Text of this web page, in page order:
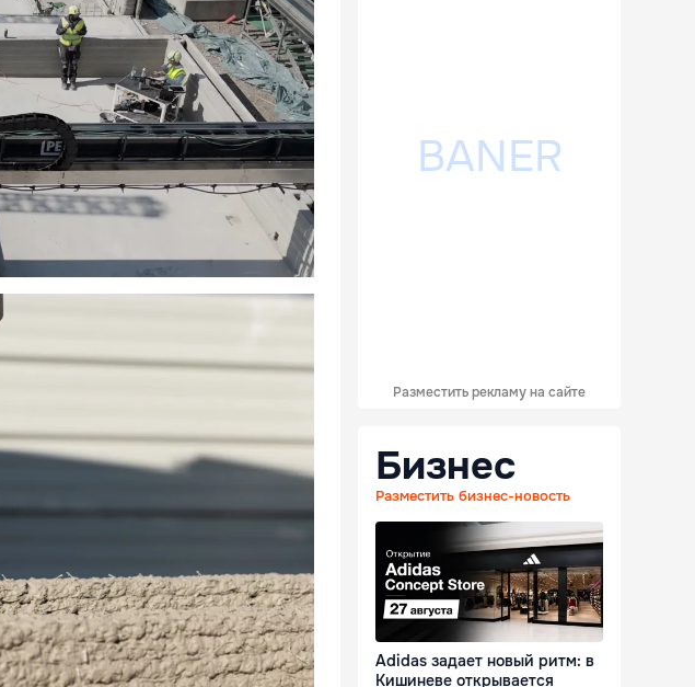
Разместить рекламу на сайте
Бизнес
Разместить бизнес-новость
Adidas задает новый ритм: в
Кишиневе открывается